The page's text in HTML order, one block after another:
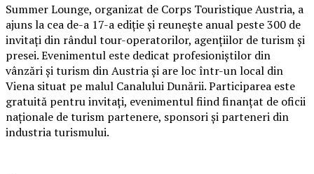
Summer Lounge, organizat de Corps Touristique Austria, a
ajuns la cea de-a 17-a ediție și reunește anual peste 300 de
invitați din rândul tour-operatorilor, agențiilor de turism și
presei. Evenimentul este dedicat profesioniștilor din
vânzări și turism din Austria și are loc într-un local din
Viena situat pe malul Canalului Dunării. Participarea este
gratuită pentru invitați, evenimentul fiind finanțat de oficii
naționale de turism partenere, sponsori și parteneri din
industria turismului.